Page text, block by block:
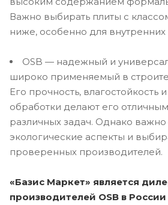
Важно выбирать плиты с
ниже, особенно для внутренних
OSB — надежный и
широко применяемый в
Его прочность, влагостойкость
обработки делают его
различных задач. Однако важно
экологические аспекты и
проверенных производителей.
«Базис Маркет» является
производителей OSB в России